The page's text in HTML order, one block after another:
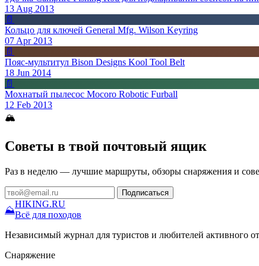
13 Aug 2013
📄
Кольцо для ключей General Mfg. Wilson Keyring
07 Apr 2013
📄
Пояс-мультитул Bison Designs Kool Tool Belt
18 Jun 2014
📄
Мохнатый пылесос Mocoro Robotic Furball
12 Feb 2013
🏔
Советы в твой почтовый ящик
Раз в неделю — лучшие маршруты, обзоры снаряжения и
Подписаться
⛰
HIKING.RU
Всё для походов
Независимый журнал для туристов и любителей активного
Снаряжение